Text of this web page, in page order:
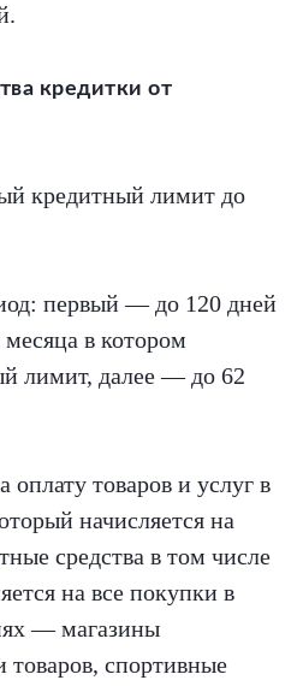
кредитки от
лимит до
первый — до 120 дней
в котором
лимит, далее — до 62
товаров и услуг в
начисляется на
средства в том числе
на все покупки в
— магазины
спортивные